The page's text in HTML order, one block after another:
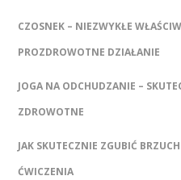
CZOSNEK – NIEZWYKŁE
PROZDROWOTNE DZIAŁANIE
JOGA NA ODCHUDZANIE –
ZDROWOTNE
JAK SKUTECZNIE ZGUBIĆ
ĆWICZENIA